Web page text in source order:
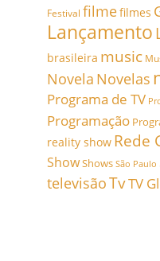
Festival filmefilmes
Lançamento
brasileira music
Novela Novelas
Programa de TV
Programação
reality show Rede
ShowShows São Paulo
televisãoTvTV